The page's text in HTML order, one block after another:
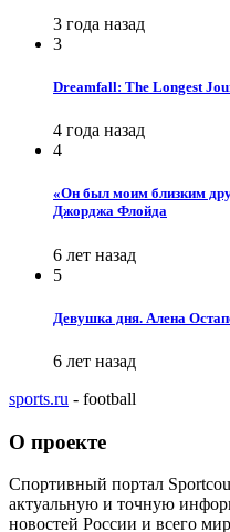
3 года назад
3
Dreamfall: The Longest
4 года назад
4
«Он был моим близким
Джорджа Флойда
6 лет назад
5
Девушка дня. Алена
6 лет назад
sports.ru - football
О проекте
Спортивный портал
актуальную и точную
новостей России и всего